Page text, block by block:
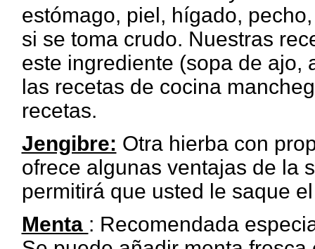
estómago, piel, hígado,
si se toma crudo. Nuestras
este ingrediente (sopa de ajo,
las recetas de cocina
recetas.
Jengibre: Otra hierba con
ofrece algunas ventajas de la
permitirá que usted le saque
Menta : Recomendada